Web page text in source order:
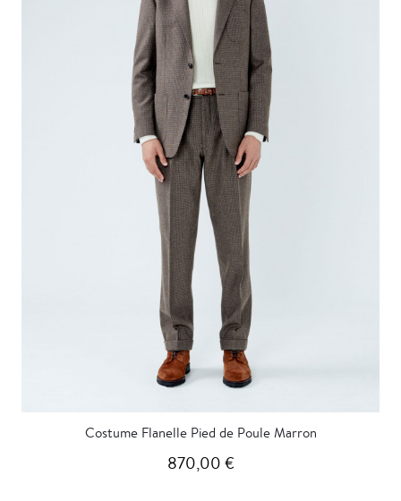
Costume Flanelle Pied de Poule Marron
870,00 €